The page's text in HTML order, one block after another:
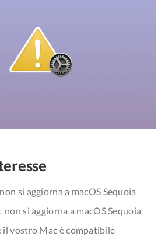
si aggiorna a macOS Sequoia
non si aggiorna a macOS Sequoia
il vostro Mac è compatibile